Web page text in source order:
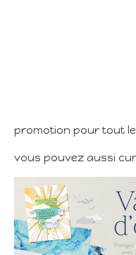
promotion pour tout
vous pouvez aussi